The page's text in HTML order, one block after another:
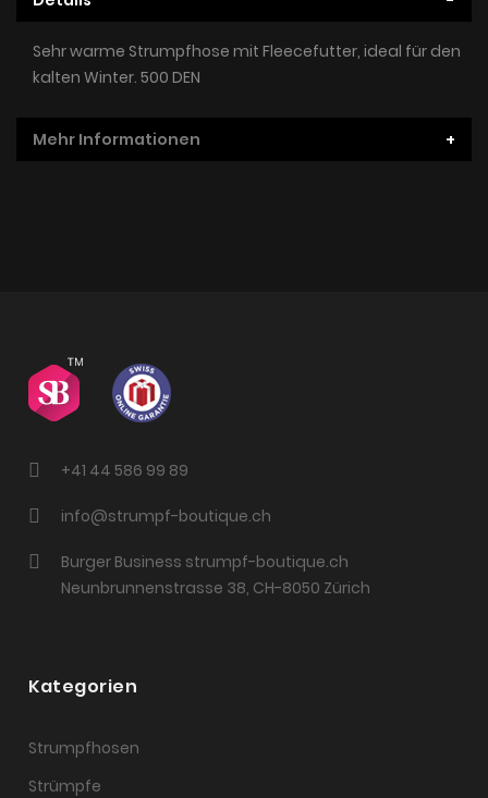
Sehr warme Strumpfhose mit Fleecefutter, ideal für den
kalten Winter. 500 DEN
Mehr Informationen
+41 44 586 99 89
info@strumpf-boutique.ch
Burger Business strumpf-boutique.ch
Neunbrunnenstrasse 38, CH-8050 Zürich
Kategorien
Strumpfhosen
Strümpfe